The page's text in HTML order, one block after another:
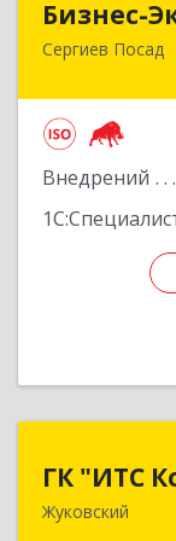
Бизнес-
Сергиев Посад
Внедрений
141310,
ГК "ИТС
Жуковский